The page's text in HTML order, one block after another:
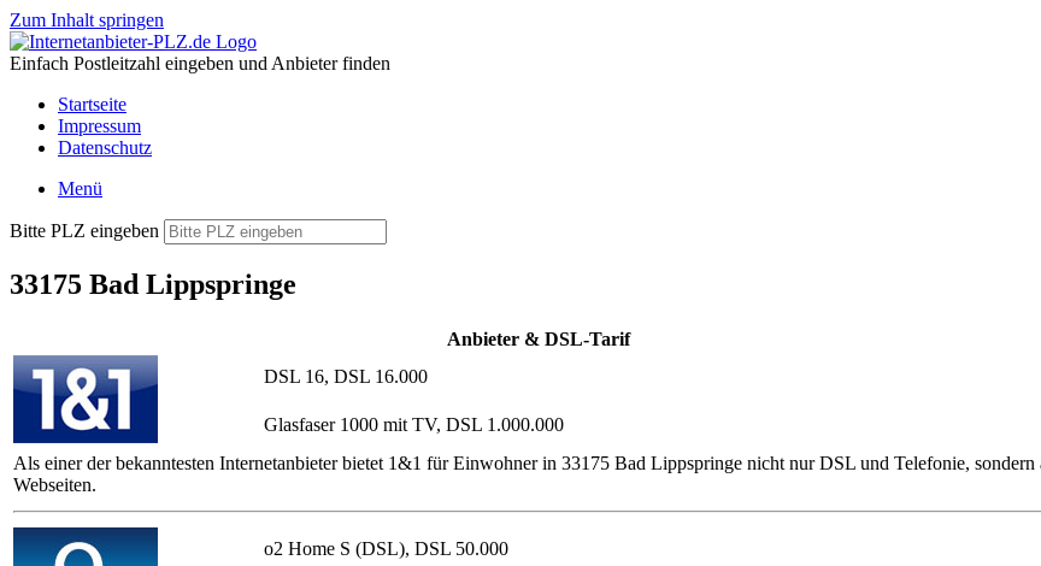
Zum Inhalt springen
Einfach Postleitzahl eingeben und Anbieter finden
Startseite
Impressum
Datenschutz
Menü
Bitte PLZ eingeben
33175 Bad Lippspringe
Anbieter & DSL-Tarif
DSL 16, DSL 16.000
Glasfaser 1000 mit TV, DSL 1.000.000
Als einer der bekanntesten Internetanbieter bietet 1&1 für Einwohner in 33175 Bad Lippspringe nicht nur DSL und Telefonie,
Webseiten.
o2 Home S (DSL), DSL 50.000